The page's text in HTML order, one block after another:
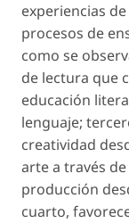
experiencias
procesos de
como se
de lectura que
educación
lenguaje;
creatividad
arte a través
producción
cuarto,